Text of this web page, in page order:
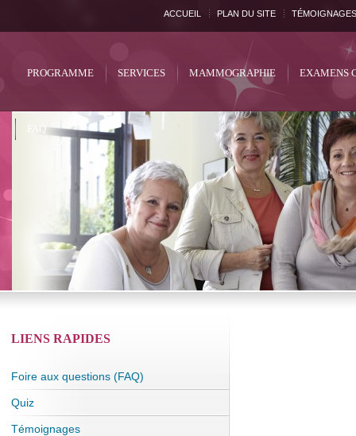
ACCUEIL PLAN DU SITE TÉMOIGNAGES
PROGRAMME SERVICES MAMMOGRAPHIE EXAMENS
FAQ
LIENS RAPIDES
Foire aux questions (FAQ)
Quiz
Témoignages